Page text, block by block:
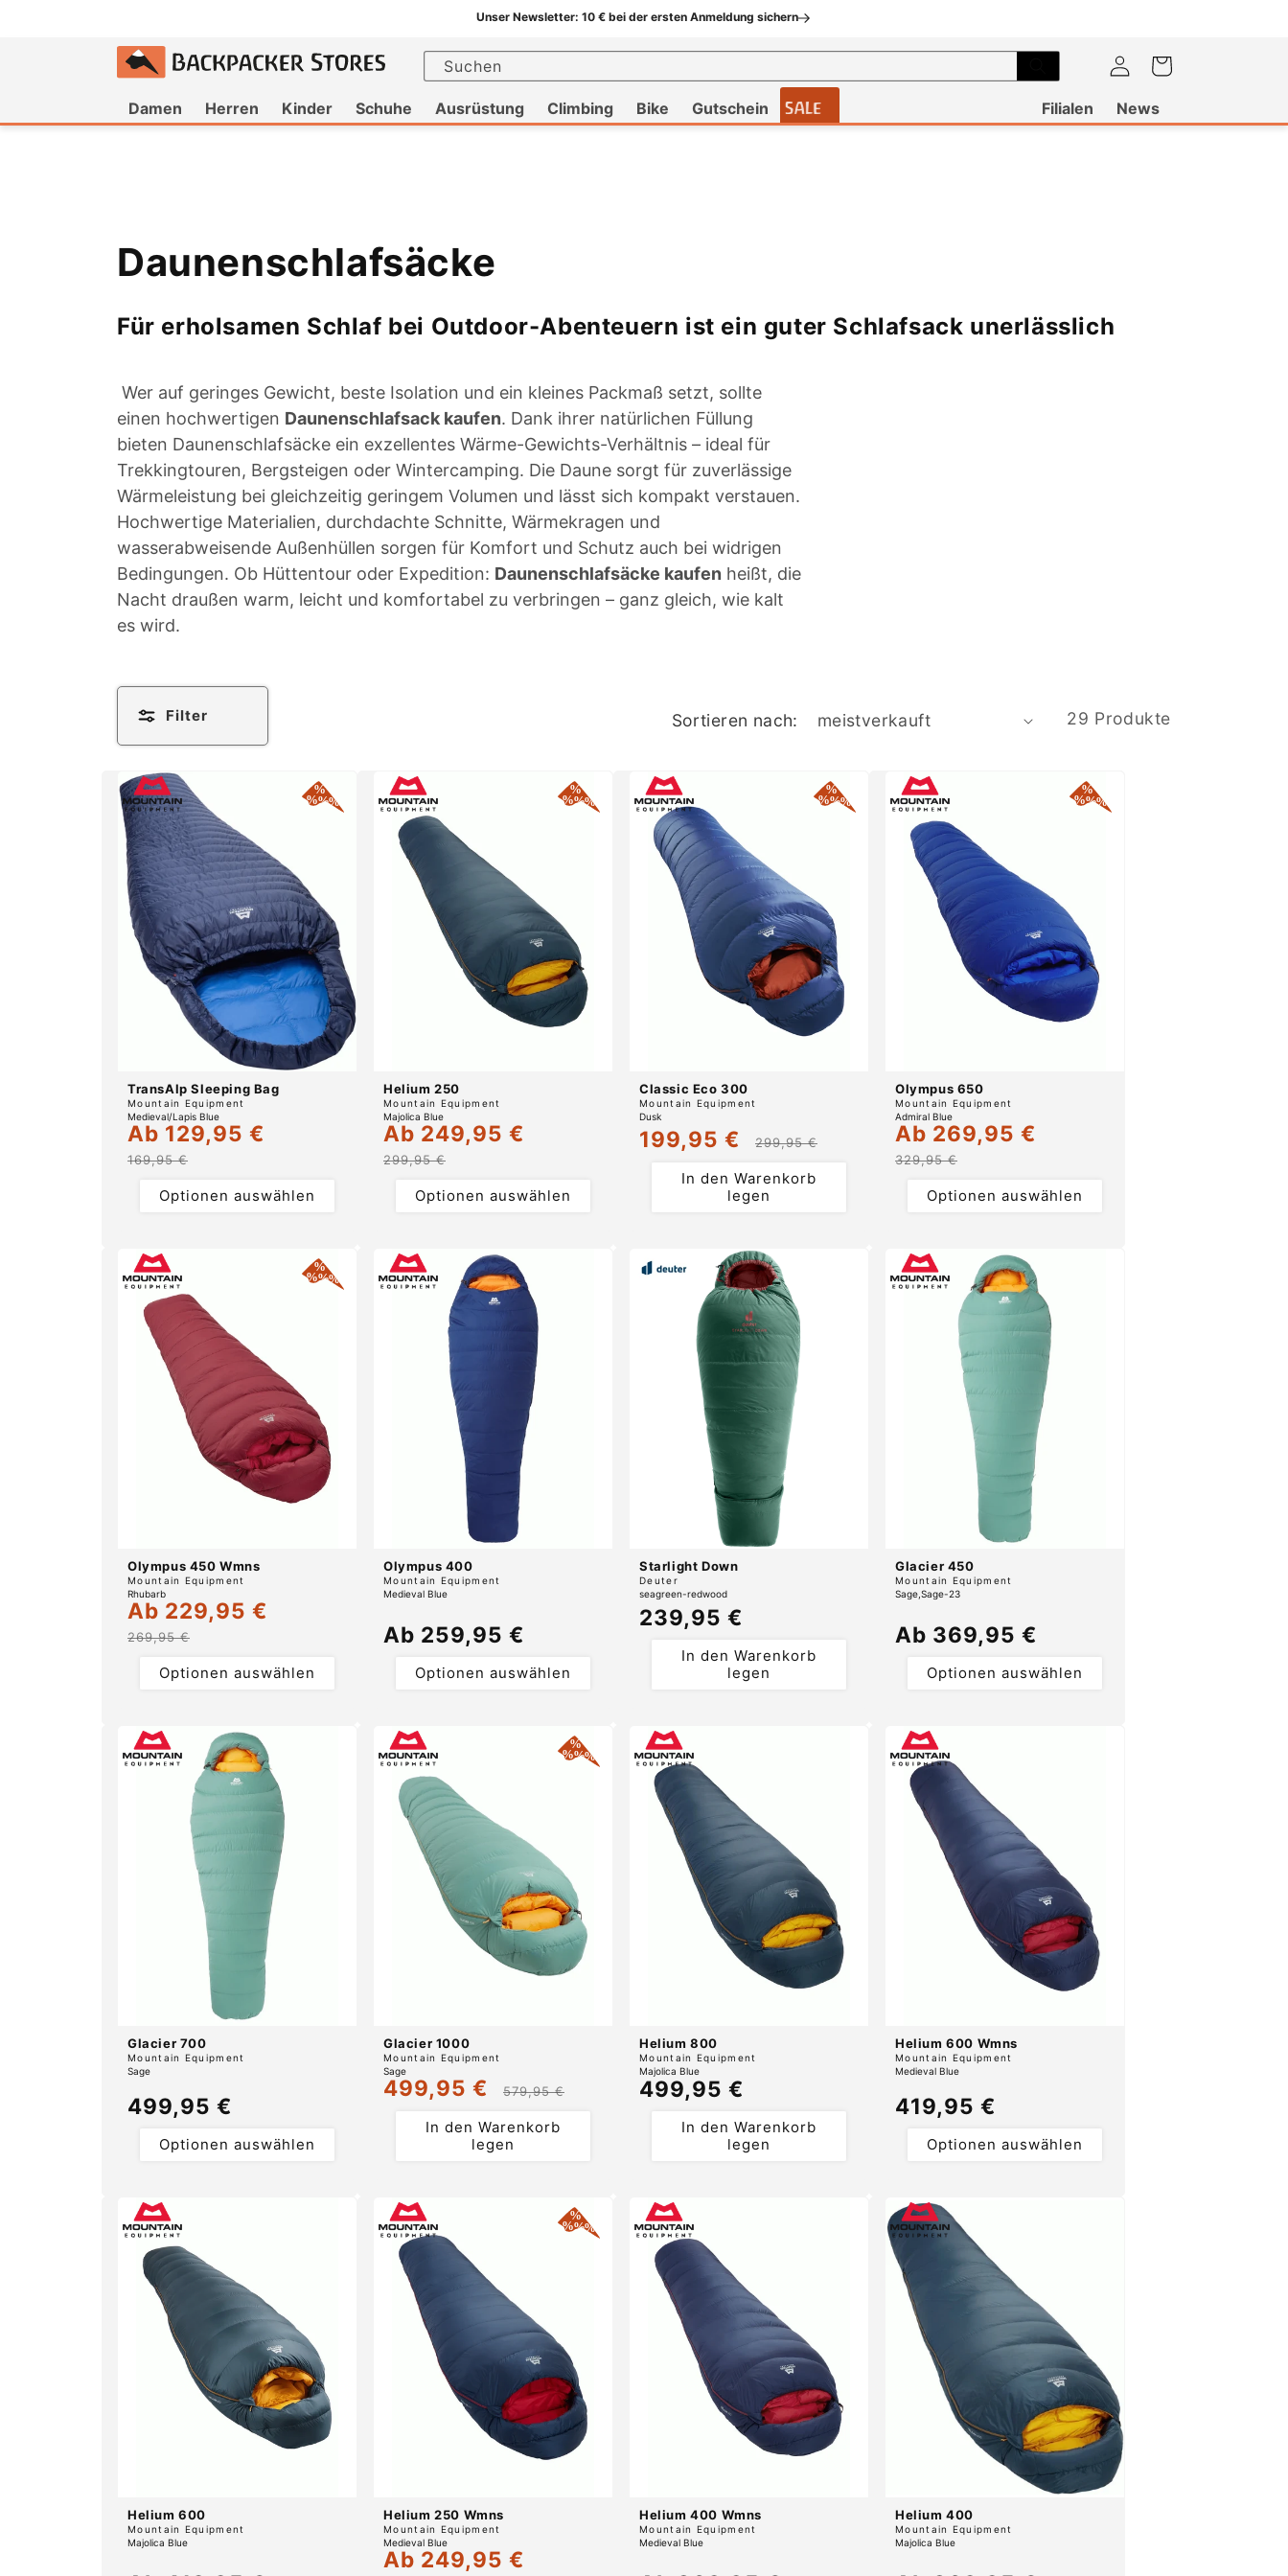
Unser Newsletter: 10 € bei der ersten Anmeldung sichern
Suchen EinloggenWarenkorb
Damen Herren Kinder Schuhe Ausrüstung Climbing Bike Gutschein SALE Filialen News
K
a
e
g
o
r
i
Daunenschlafsäcke
Für erholsamen Schlaf bei Outdoor-Abenteuern ist ein guter Schlafsack unerlässlich
Wer auf geringes Gewicht, beste Isolation und ein kleines Packmaß setzt, sollte
einen hochwertigen Daunenschlafsack kaufen. Dank ihrer natürlichen Füllung
bieten Daunenschlafsäcke ein exzellentes Wärme-Gewichts-Verhältnis – ideal für
Trekkingtouren, Bergsteigen oder Wintercamping. Die Daune sorgt für zuverlässige
Wärmeleistung bei gleichzeitig geringem Volumen und lässt sich kompakt verstauen.
Hochwertige Materialien, durchdachte Schnitte, Wärmekragen und
wasserabweisende Außenhüllen sorgen für Komfort und Schutz auch bei widrigen
Bedingungen. Ob Hüttentour oder Expedition: Daunenschlafsäcke kaufen heißt, die
Nacht draußen warm, leicht und komfortabel zu verbringen – ganz gleich, wie kalt
es wird.
Filter Sortieren nach: 29 Produkte
TransAlp Sleeping Bag
Anbieter:
Mountain Equipment
Medieval/Lapis Blue
Verkaufspreis
Ab 129,95 €
169,95 €
Optionen auswählen
Helium 250
Anbieter:
Mountain Equipment
Majolica Blue
Verkaufspreis
Ab 249,95 €
299,95 €
Optionen auswählen
Classic Eco 300
Anbieter:
Mountain Equipment
Dusk
Verkaufspreis
199,95 €
Normaler
299,95 €
In den Warenkorb
legen
Olympus 650
Anbieter:
Mountain Equipment
Admiral Blue
Verkaufspreis
Ab 269,95 €
329,95 €
Optionen auswählen
Olympus 450 Wmns
Anbieter:
Mountain Equipment
Rhubarb
Verkaufspreis
Ab 229,95 €
269,95 €
Optionen auswählen
Olympus 400
Anbieter:
Mountain Equipment
Medieval Blue
Normaler
Ab 259,95 €
Optionen auswählen
Starlight Down
Anbieter:
Deuter
seagreen-redwood
Normaler
239,95 €
In den Warenkorb
legen
Glacier 450
Anbieter:
Mountain Equipment
Sage Sage-23
Normaler
Ab 369,95 €
Optionen auswählen
Glacier 700
Anbieter:
Mountain Equipment
Sage
Normaler
499,95 €
Optionen auswählen
Glacier 1000
Anbieter:
Mountain Equipment
Sage
Verkaufspreis
499,95 €
Normaler
579,95 €
In den Warenkorb
legen
Helium 800
Anbieter:
Mountain Equipment
Majolica Blue
Normaler
499,95 €
In den Warenkorb
legen
Helium 600 Wmns
Anbieter:
Mountain Equipment
Medieval Blue
Normaler
419,95 €
Optionen auswählen
Helium 600
Anbieter:
Mountain Equipment
Majolica Blue
Helium 250 Wmns
Anbieter:
Mountain Equipment
Medieval Blue
Verkaufspreis
Ab 249,95 €
Helium 400 Wmns
Anbieter:
Mountain Equipment
Medieval Blue
Helium 400
Anbieter:
Mountain Equipment
Majolica Blue